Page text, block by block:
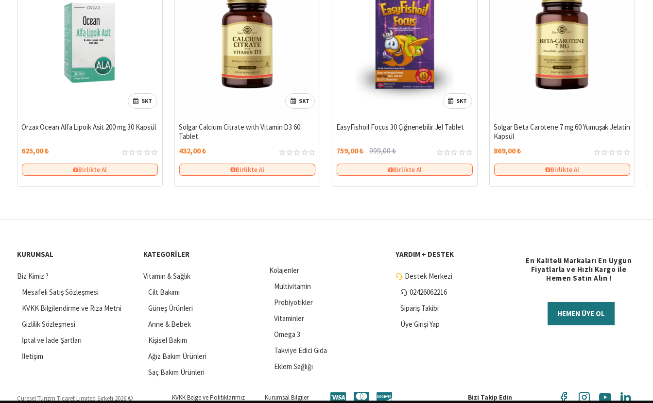
SKT
Orzax Ocean Alfa Lipoik Asit 200 mg 30 Kapsül
625,00 ₺
Birlikte Al
SKT
Solgar Calcium Citrate with Vitamin D3 60
Tablet
432,00 ₺
Birlikte Al
SKT
EasyFishoil Focus 30 Çiğnenebilir Jel Tablet
759,00 ₺ 999,00 ₺
Birlikte Al
Solgar Beta Carotene 7 mg 60 Yumuşak Jelatin
Kapsül
869,00 ₺
Birlikte Al
KURUMSAL
Biz Kimiz ?
Mesafeli Satış Sözleşmesi
KVKK Bilgilendirme ve Rıza Metni
Gizlilik Sözleşmesi
İptal ve İade Şartları
İletişim
KATEGORILER
Vitamin & Sağlık
Cilt Bakımı
Güneş Ürünleri
Anne & Bebek
Kişisel Bakım
Ağız Bakım Ürünleri
Saç Bakım Ürünleri
Kolajenler
Multivitamin
Probiyotikler
Vitaminler
Omega 3
Takviye Edici Gıda
Eklem Sağlığı
YARDIM + DESTEK
Destek Merkezi
02426062216
Sipariş Takibi
Üye Girişi Yap
En Kaliteli Markaları En Uygun
Fiyatlarla ve Hızlı Kargo ile
Hemen Satın Alın !
HEMEN ÜYE OL
Curesel Turizm Ticaret Limited Şirketi 2026 © KVKK Belge ve Politiklarımız Kurumsal Bilgiler Bizi Takip Edin